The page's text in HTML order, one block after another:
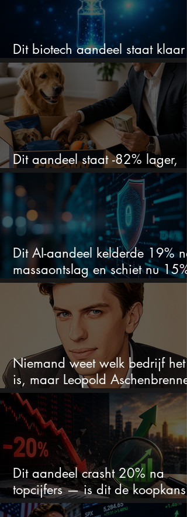
Dit biotech aandeel staat klaar
voor een flinke rally
Dit aandeel staat -82% lager,
terwijl het bedrijf gewoon groeit
Dit AI-aandeel kelderde 19% na
massaontslag en schiet nu 15%
omhoog
Niemand weet welk bedrijf het
is, maar Leopold Aschenbrenner
zet er nu $500 miljoen op
Dit aandeel crasht 20% na
topcijfers — is dit de koopkans
waar beleggers op wachtten?